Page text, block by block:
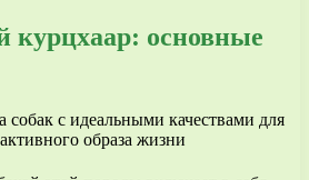
курцхаар: основные